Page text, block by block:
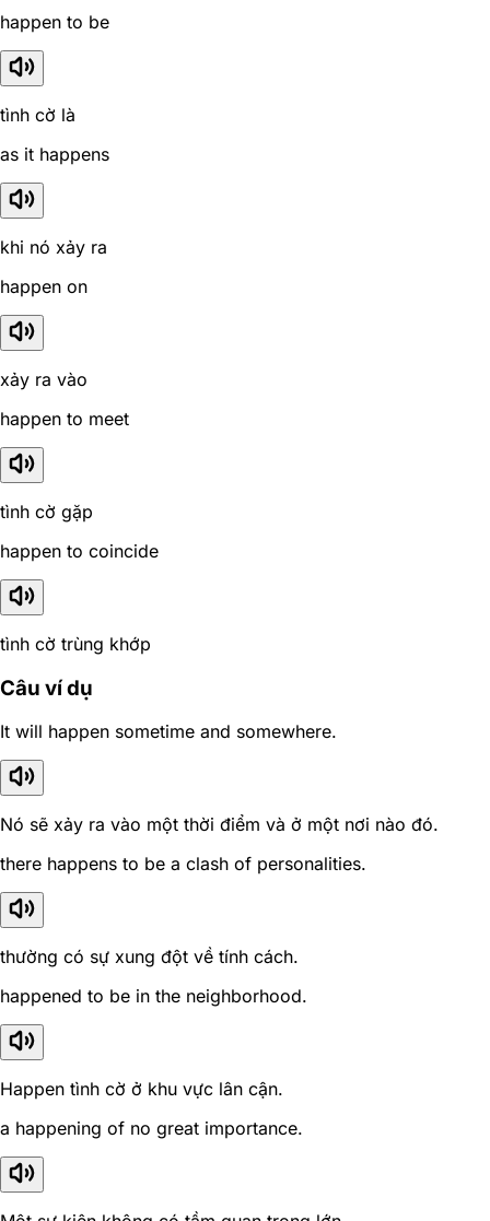
happen to be
tình cờ là
as it happens
khi nó xảy ra
happen on
xảy ra vào
happen to meet
tình cờ gặp
happen to coincide
tình cờ trùng khớp
Câu ví dụ
It will happen sometime and somewhere.
Nó sẽ xảy ra vào một thời điểm và ở một nơi nào đó.
there happens to be a clash of personalities.
thường có sự xung đột về tính cách.
happened to be in the neighborhood.
Happen tình cờ ở khu vực lân cận.
a happening of no great importance.